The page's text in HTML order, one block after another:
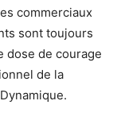
commerciaux
sont toujours
dose de courage
de la